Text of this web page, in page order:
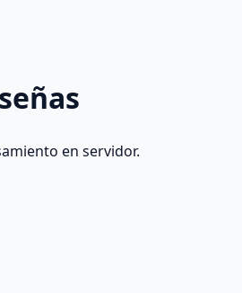
en servidor.